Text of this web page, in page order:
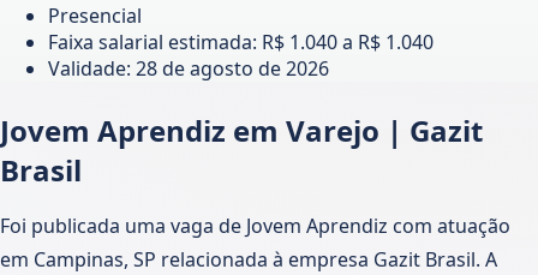
Presencial
Faixa salarial estimada: R$ 1.040 a R$ 1.040
Validade: 28 de agosto de 2026
Jovem Aprendiz em Varejo | Gazit
Brasil
Foi publicada uma vaga de Jovem Aprendiz com atuação
em Campinas, SP relacionada à empresa Gazit Brasil. A